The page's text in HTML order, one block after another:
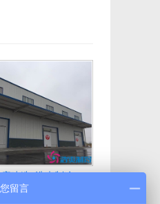
建造_浩爽制冷
留言